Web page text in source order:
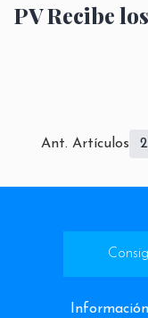
PV Recibe
Ant. Artículos 2